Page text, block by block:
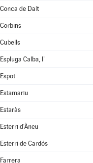
Conca de Dalt
Corbins
Cubells
Espluga Calba, l'
Espot
Estamariu
Estaràs
Esterri d'Àneu
Esterri de Cardós
Farrera